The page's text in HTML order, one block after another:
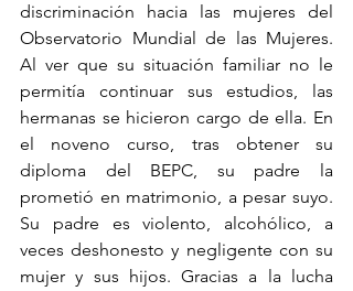
discriminación hacia las mujeres del
Observatorio Mundial de las Mujeres.
Al ver que su situación familiar no le
permitía continuar sus estudios, las
hermanas se hicieron cargo de ella. En
el noveno curso, tras obtener su
diploma del BEPC, su padre la
prometió en matrimonio, a pesar suyo.
Su padre es violento, alcohólico, a
veces deshonesto y negligente con su
mujer y sus hijos. Gracias a la lucha